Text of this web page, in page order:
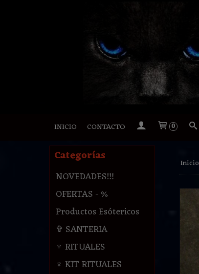
INICIO CONTACTO 0
Categorías
NOVEDADES!!!
OFERTAS - %
Productos Esótericos
✞ SANTERIA
♆ RITUALES
♆ KIT RITUALES
Inicio